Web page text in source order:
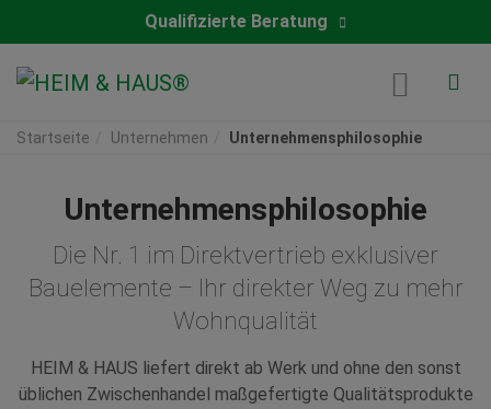
Qualifizierte Beratung
Startseite Unternehmen Unternehmensphilosophie
Unternehmensphilosophie
Die Nr. 1 im Direktvertrieb exklusiver
Bauelemente – Ihr direkter Weg zu mehr
Wohnqualität
HEIM & HAUS liefert direkt ab Werk und ohne den sonst
üblichen Zwischenhandel maßgefertigte Qualitätsprodukte